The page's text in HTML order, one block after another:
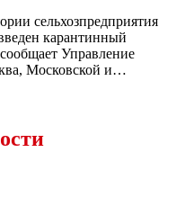
сельхозпредприятия
карантинный
Управление
Московской и…